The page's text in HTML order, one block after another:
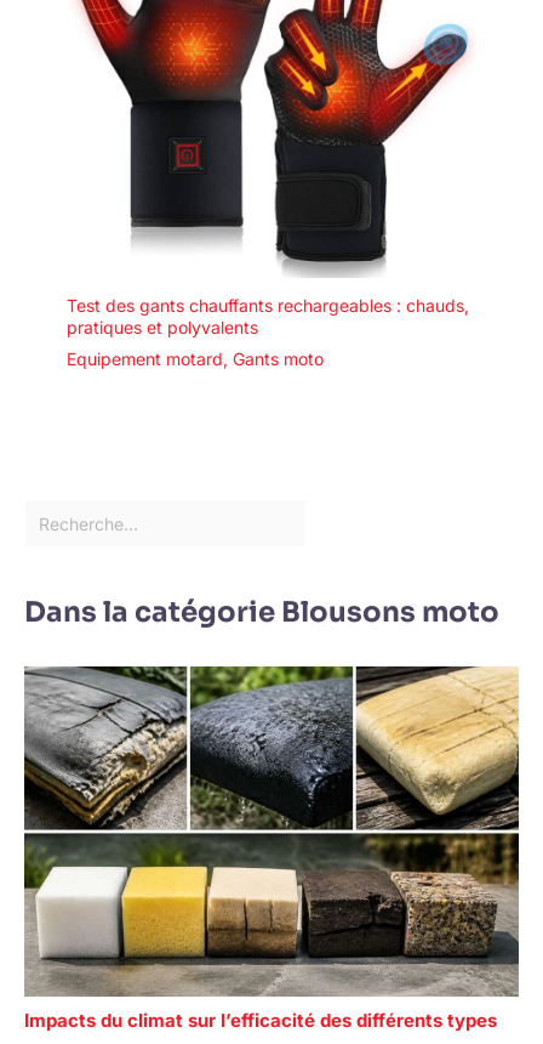
Test des gants chauffants rechargeables : chauds,
pratiques et polyvalents
Equipement motard, Gants moto
Dans la catégorie Blousons moto
Impacts du climat sur l’efficacité des différents types